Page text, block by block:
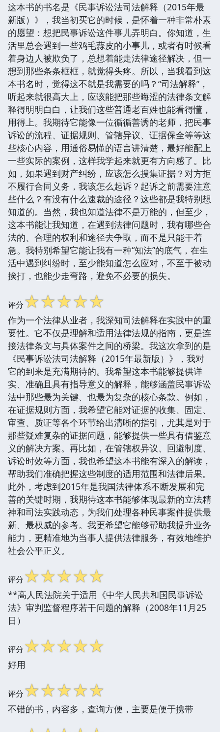
这本书的书名是《民事诉讼法司法解释（2015年最
新版）》，我当初买它的时候，是怀着一种非常朴素
的愿望：想把民事诉讼这件事儿弄明白。你知道，生
活里总会遇到一些鸡毛蒜皮的小事儿，或者有时候看
着身边人被欺负了，总想着能走法律途径解决，但一
想到那些条条框框，就觉得头疼。所以，当我看到这
本书名时，觉得这不就是我需要的吗？“司法解释”，
听起来就很高大上，应该能把那些晦涩的法律条文解
释得明明白白，让我们这些普通老百姓也能看得懂，
用得上。我期待它能像一位循循善诱的老师，把民事
诉讼的流程、证据规则、管辖异议、证据保全等等这
些核心内容，用通俗易懂的语言讲清楚，最好能配上
一些实际的案例，这样我学起来就更有方向感了。比
如，如果遇到财产纠纷，应该怎么搜集证据？对方拒
不履行合同义务，我该怎么起诉？起诉之前需要注意
些什么？有没有什么速裁的途径？这些都是我特别想
知道的。当然，我也知道法律不是万能的，但至少，
这本书能让我知道，在遇到法律问题时，我有哪些合
法的、合理的权利和途径去争取，而不是只能干着
急。我特别希望它能让我有一种“知法”的底气，在生
活中遇到纠纷时，至少能知道怎么应对，不至于被动
挨打，也能少走弯路，避免不必要的损失。
评分☆☆☆☆☆
作为一个法律从业者，我深知司法解释在实践中的重
要性。它不仅是理解和适用法律法规的指南，更是连
接法律条文与具体案件之间的桥梁。我这次拿到的是
《民事诉讼法司法解释（2015年最新版）》，我对
它的到来是充满期待的。我希望这本书能够提供详
实、准确且具有指导意义的解释，能够涵盖民事诉讼
法中那些最为关键、也最为复杂的核心条款。例如，
在证据规则方面，我希望它能对证据的收集、固定、
审查、质证等各个环节给出清晰的指引，尤其是对于
那些疑难复杂的证据问题，能够提供一些具有借鉴意
义的解决方案。再比如，在管辖权异议、回避制度、
诉讼时效等方面，我也希望这本书能有深入的解读，
帮助我们准确把握这些制度的适用范围和法律后果。
此外，考虑到2015年是我国法律体系不断发展和完
善的关键时期，我期待这本书能够体现最新的立法精
神和司法实践动态，为我们处理各种民事案件提供最
新、最权威的参考。我更希望它能够帮助我提升业务
能力，更精准地为当事人提供法律服务，有效地维护
社会公平正义。
评分☆☆☆☆☆
**高人民法院关于适用《中华人民共和国民事诉讼
法》审判监督程序若干问题的解释（2008年11月25
日）
评分☆☆☆☆☆
好用
评分☆☆☆☆☆
不错的书，内容多，查询方便，主要是便于携带